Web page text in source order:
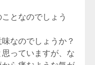
となのでしょう
なのでしょうか？
っていますが、な